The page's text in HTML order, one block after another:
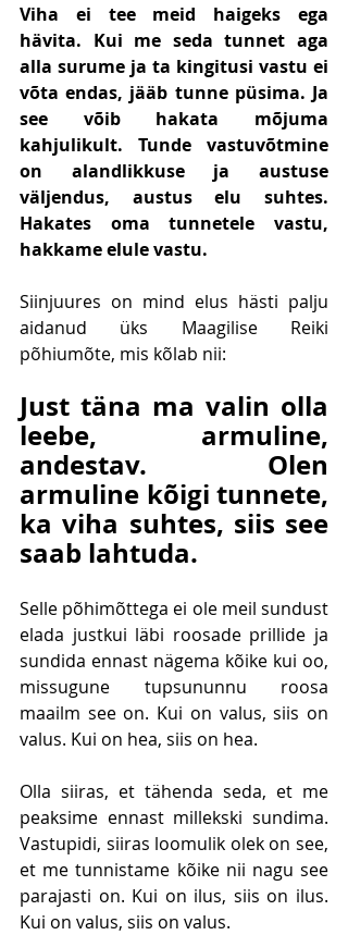
Viha ei tee meid haigeks ega
hävita. Kui me seda tunnet aga
alla surume ja ta kingitusi vastu ei
võta endas, jääb tunne püsima. Ja
see võib hakata mõjuma
kahjulikult. Tunde vastuvõtmine
on alandlikkuse ja austuse
väljendus, austus elu suhtes.
Hakates oma tunnetele vastu,
hakkame elule vastu.
Siinjuures on mind elus hästi palju
aidanud üks Maagilise Reiki
põhiumõte, mis kõlab nii:
Just täna ma valin olla
leebe, armuline,
andestav. Olen
armuline kõigi tunnete,
ka viha suhtes, siis see
saab lahtuda.
Selle põhimõttega ei ole meil sundust
elada justkui läbi roosade prillide ja
sundida ennast nägema kõike kui oo,
missugune tupsununnu roosa
maailm see on. Kui on valus, siis on
valus. Kui on hea, siis on hea.
Olla siiras, et tähenda seda, et me
peaksime ennast millekski sundima.
Vastupidi, siiras loomulik olek on see,
et me tunnistame kõike nii nagu see
parajasti on. Kui on ilus, siis on ilus.
Kui on valus, siis on valus.